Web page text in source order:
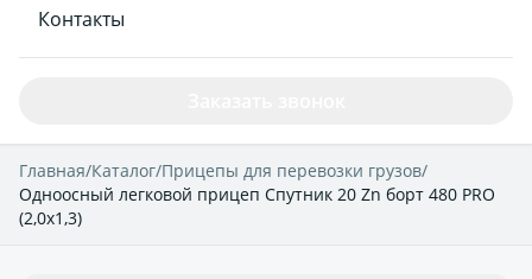
Контакты
Главная/Каталог/Прицепы для перевозки грузов/
Одноосный легковой прицеп Спутник 20 Zn борт 480 PRO
(2,0х1,3)